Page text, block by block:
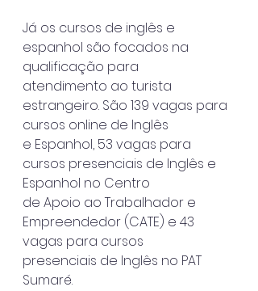
Já os cursos de inglês e
espanhol são focados na
qualificação para
atendimento ao turista
estrangeiro. São 139 vagas para
cursos online de Inglês
e Espanhol, 53 vagas para
cursos presenciais de Inglês e
Espanhol no Centro
de Apoio ao Trabalhador e
Empreendedor (CATE) e 43
vagas para cursos
presenciais de Inglês no PAT
Sumaré.